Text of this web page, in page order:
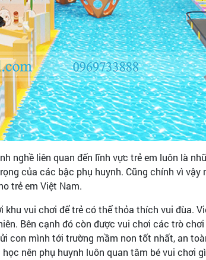
nghề liên quan đến lĩnh vực trẻ em luôn là
của các bậc phụ huynh. Cũng chính vì
trẻ em Việt Nam.
vui chơi để trẻ có thể thỏa thích vui đùa.
Bên cạnh đó còn được vui chơi các trò
con mình tới trường mầm non tốt nhất, an
nên phụ huynh luôn quan tâm bé vui chơi